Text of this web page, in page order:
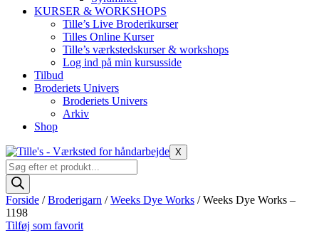
KURSER & WORKSHOPS
Tille’s Live Broderikurser
Tilles Online Kurser
Tille’s værkstedskurser & workshops
Log ind på min kursusside
Tilbud
Broderiets Univers
Broderiets Univers
Arkiv
Shop
X
Products
search
Forside /Broderigarn /Weeks Dye Works / Weeks Dye Works –
1198
Tilføj som favorit